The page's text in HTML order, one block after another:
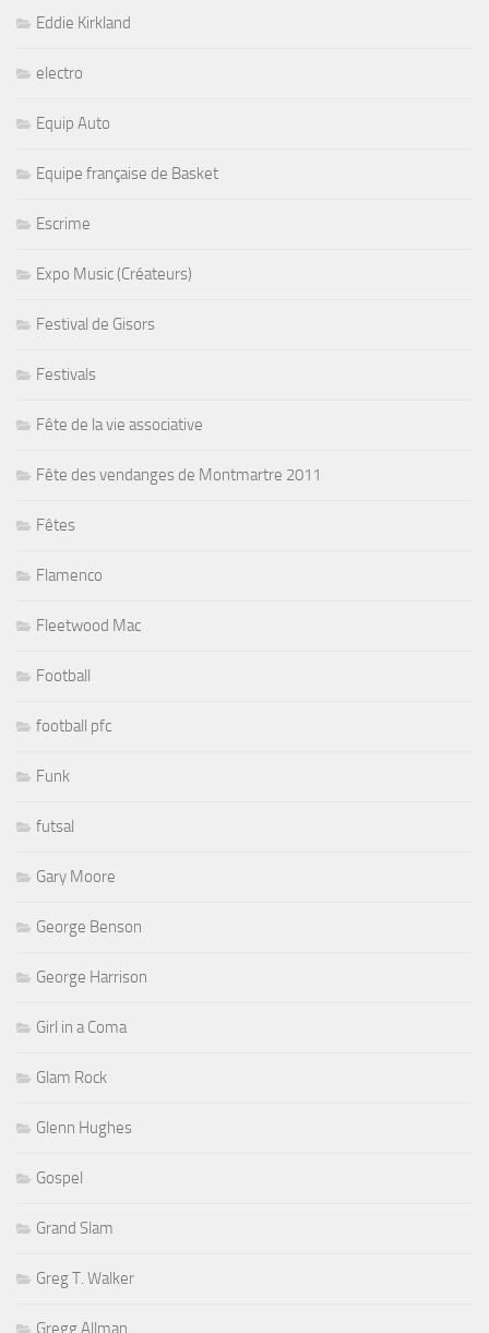
Eddie Kirkland
electro
Equip Auto
Equipe française de Basket
Escrime
Expo Music (Créateurs)
Festival de Gisors
Festivals
Fête de la vie associative
Fête des vendanges de Montmartre 2011
Fêtes
Flamenco
Fleetwood Mac
Football
football pfc
Funk
futsal
Gary Moore
George Benson
George Harrison
Girl in a Coma
Glam Rock
Glenn Hughes
Gospel
Grand Slam
Greg T. Walker
Gregg Allman